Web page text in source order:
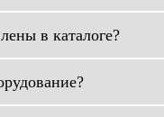
в каталоге?